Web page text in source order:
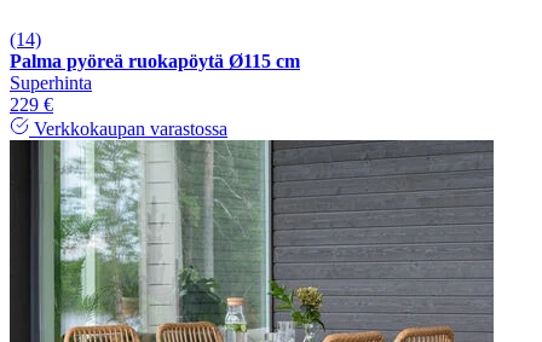
(14)
Palma pyöreä ruokapöytä Ø115 cm
Superhinta
229 €
Verkkokaupan varastossa